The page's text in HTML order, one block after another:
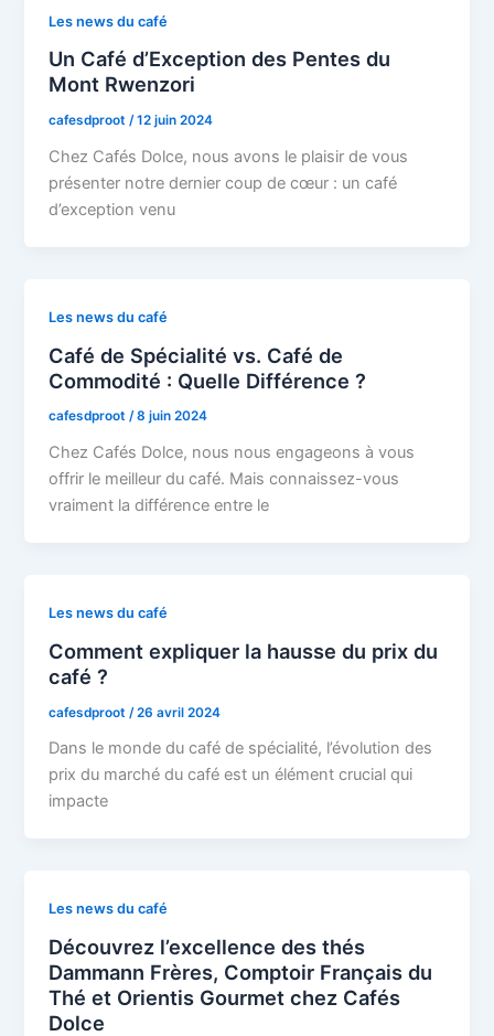
Les news du café
Un Café d’Exception des Pentes du
Mont Rwenzori
cafesdproot/12 juin 2024
Chez Cafés Dolce, nous avons le plaisir de vous
présenter notre dernier coup de cœur : un café
d’exception venu
Les news du café
Café de Spécialité vs. Café de
Commodité : Quelle Différence ?
cafesdproot/8 juin 2024
Chez Cafés Dolce, nous nous engageons à vous
offrir le meilleur du café. Mais connaissez-vous
vraiment la différence entre le
Les news du café
Comment expliquer la hausse du prix du
café ?
cafesdproot /26 avril 2024
Dans le monde du café de spécialité, l’évolution des
prix du marché du café est un élément crucial qui
impacte
Les news du café
Découvrez l’excellence des thés
Dammann Frères, Comptoir Français du
Thé et Orientis Gourmet chez Cafés
Dolce